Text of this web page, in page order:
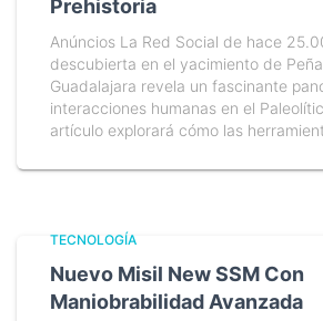
Prehistoria
Anúncios La Red Social de hace
descubierta en el yacimiento de
Guadalajara revela un fascinante
interacciones humanas en el
artículo explorará cómo las
TECNOLOGÍA
Nuevo Misil New SSM Con
Maniobrabilidad Avanzada